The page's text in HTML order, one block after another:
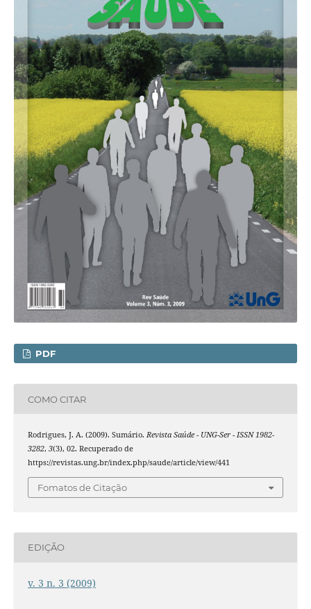
PDF
COMO CITAR
Rodrigues, J. A. (2009). Sumário. Revista Saúde - UNG-Ser - ISSN 1982-
3282, 3(3), 02. Recuperado de
https://revistas.ung.br/index.php/saude/article/view/441
Fomatos de Citação
EDIÇÃO
v. 3 n. 3 (2009)